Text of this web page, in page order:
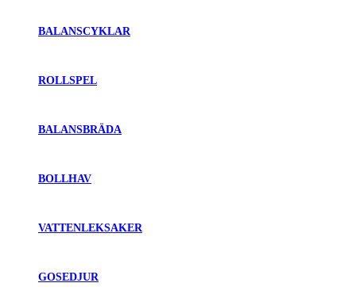
BALANSCYKLAR
ROLLSPEL
BALANSBRÄDA
BOLLHAV
VATTENLEKSAKER
GOSEDJUR